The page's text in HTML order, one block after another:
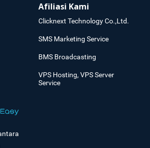
Afiliasi Kami
Clicknext Technology Co.,Ltd.
SMS Marketing Service
BMS Broadcasting
VPS Hosting, VPS Server
Service